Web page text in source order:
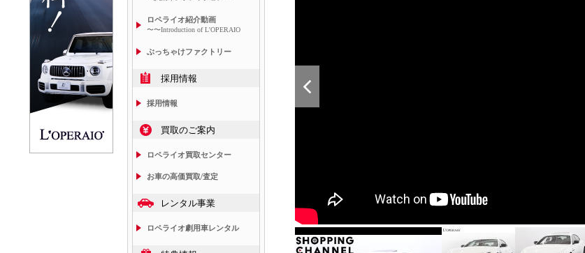
ロペライオ紹介動画
〜〜Introduction of L'OPERAIO
ぶっちゃけファクトリー
採用情報
採用情報
買取のご案内
ロペライオ買取センター
お車の高価買取/査定
レンタル事業
ロペライオ劇用車レンタル